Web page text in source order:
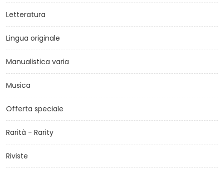
Letteratura
Lingua originale
Manualistica varia
Musica
Offerta speciale
Rarità - Rarity
Riviste